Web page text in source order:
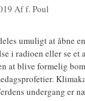
Aff. Poul
umu­ligt at åbne
i radio­en eller se
at bli­ve for­me­lig
under­gang er